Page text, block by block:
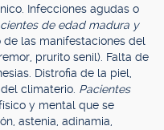
Infecciones agudas o
de edad madura y
las manifestaciones del
prurito senil). Falta de
Distrofia de la piel,
climaterio. Pacientes
y mental que se
astenia, adinamia,